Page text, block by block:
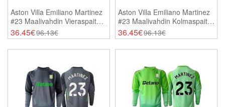
Aston Villa Emiliano Martinez
#23 Maalivahdin Vieraspaita
Lasten 2025-26 Lyhythihainen
(+ Shortsit)
36.45€96.13€
Aston Villa Emiliano Martinez
#23 Maalivahdin Kolmaspaita
Lasten 2025-26 Lyhythihainen
(+ Shortsit)
36.45€96.13€